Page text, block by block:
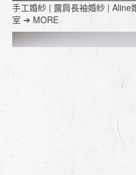
手工婚紗 | 露肩長袖婚紗 |
室 ➔ MORE